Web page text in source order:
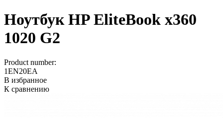
Ноутбук HP EliteBook x360
1020 G2
Product number:
1EN20EA
В избранное
К сравнению